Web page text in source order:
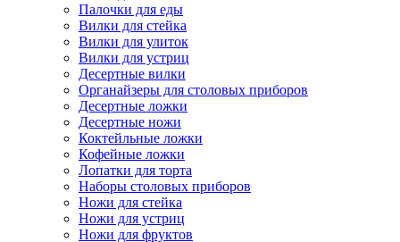
Палочки для еды
Вилки для стейка
Вилки для улиток
Вилки для устриц
Десертные вилки
Органайзеры для столовых приборов
Десертные ложки
Десертные ножи
Коктейльные ложки
Кофейные ложки
Лопатки для торта
Наборы столовых приборов
Ножи для стейка
Ножи для устриц
Ножи для фруктов